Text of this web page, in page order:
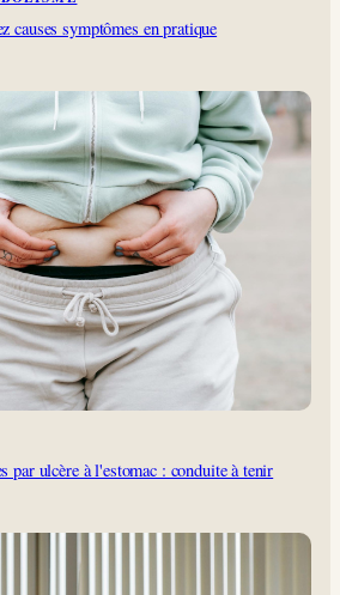
causes symptômes en pratique
par ulcère à l'estomac : conduite à tenir